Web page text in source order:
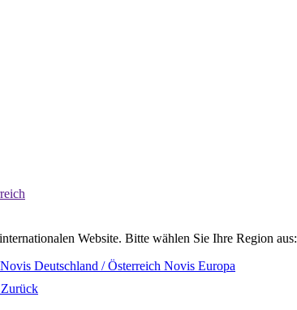
Website. Bitte wählen Sie Ihre Region aus:
Novis Deutschland / Österreich Novis Europa
Zurück